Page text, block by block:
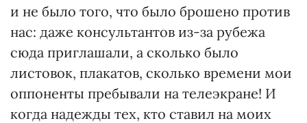
и не было того, что было брошено против
нас: даже консультантов из-за рубежа
сюда приглашали, а сколько было
листовок, плакатов, сколько времени мои
оппоненты пребывали на телеэкране! И
когда надежды тех, кто ставил на моих